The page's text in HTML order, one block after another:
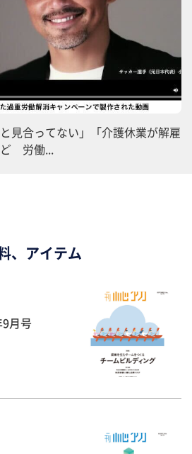
見合ってない」「介護休業が解雇
ど 労働...
、アイテム
9月号